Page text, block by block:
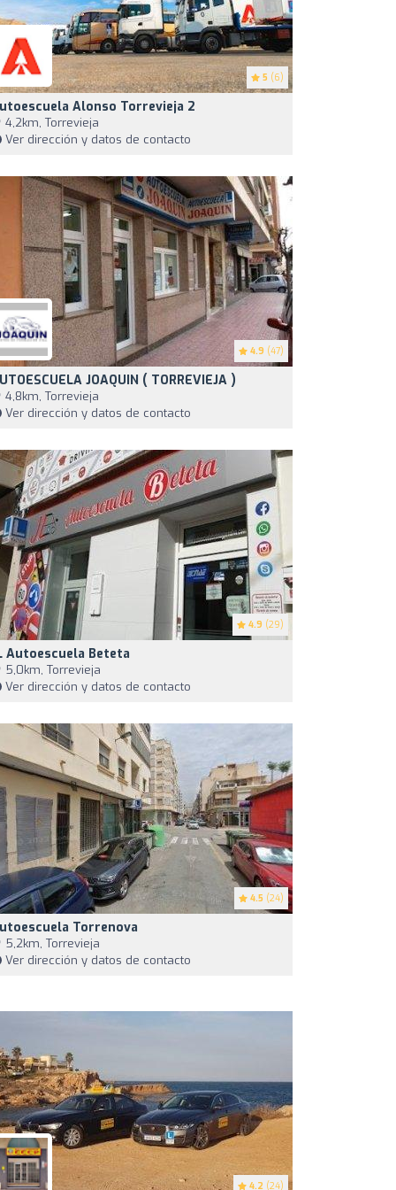
5 (6)
Alonso Torrevieja 2
4,2km, Torrevieja
Ver dirección y datos de contacto
4.9 (47)
JOAQUIN ( TORREVIEJA )
4,8km, Torrevieja
Ver dirección y datos de contacto
4.9 (29)
Autoescuela Beteta
5,0km, Torrevieja
Ver dirección y datos de contacto
4.5 (24)
Torrenova
5,2km, Torrevieja
Ver dirección y datos de contacto
4.2 (24)